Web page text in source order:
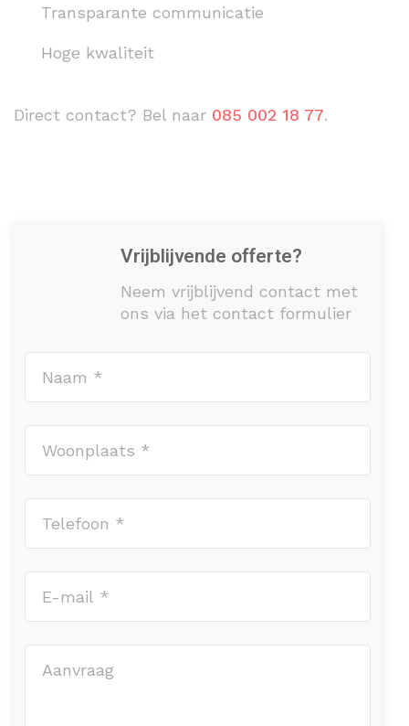
Vrijblijvende offerte?
Neem vrijblijvend contact met
ons via het contact formulier
Transparante communicatie
Hoge kwaliteit
Direct contact? Bel naar 085 002 18 77.